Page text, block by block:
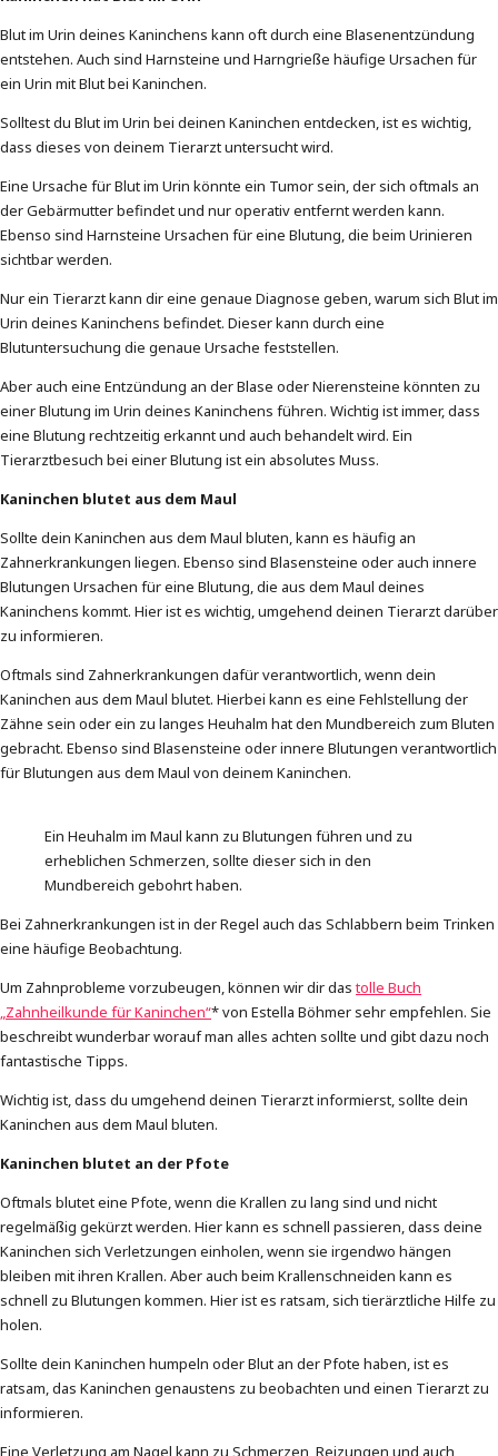
Blut im Urin deines Kaninchens kann oft durch eine Blasenentzündung
entstehen. Auch sind Harnsteine und Harngrieße häufige Ursachen für
ein Urin mit Blut bei Kaninchen.
Solltest du Blut im Urin bei deinen Kaninchen entdecken, ist es wichtig,
dass dieses von deinem Tierarzt untersucht wird.
Eine Ursache für Blut im Urin könnte ein Tumor sein, der sich oftmals an
der Gebärmutter befindet und nur operativ entfernt werden kann.
Ebenso sind Harnsteine Ursachen für eine Blutung, die beim Urinieren
sichtbar werden.
Nur ein Tierarzt kann dir eine genaue Diagnose geben, warum sich Blut im
Urin deines Kaninchens befindet. Dieser kann durch eine
Blutuntersuchung die genaue Ursache feststellen.
Aber auch eine Entzündung an der Blase oder Nierensteine könnten zu
einer Blutung im Urin deines Kaninchens führen. Wichtig ist immer, dass
eine Blutung rechtzeitig erkannt und auch behandelt wird. Ein
Tierarztbesuch bei einer Blutung ist ein absolutes Muss.
Kaninchen blutet aus dem Maul
Sollte dein Kaninchen aus dem Maul bluten, kann es häufig an
Zahnerkrankungen liegen. Ebenso sind Blasensteine oder auch innere
Blutungen Ursachen für eine Blutung, die aus dem Maul deines
Kaninchens kommt. Hier ist es wichtig, umgehend deinen Tierarzt darüber
zu informieren.
Oftmals sind Zahnerkrankungen dafür verantwortlich, wenn dein
Kaninchen aus dem Maul blutet. Hierbei kann es eine Fehlstellung der
Zähne sein oder ein zu langes Heuhalm hat den Mundbereich zum Bluten
gebracht. Ebenso sind Blasensteine oder innere Blutungen verantwortlich
für Blutungen aus dem Maul von deinem Kaninchen.
Ein Heuhalm im Maul kann zu Blutungen führen und zu
erheblichen Schmerzen, sollte dieser sich in den
Mundbereich gebohrt haben.
Bei Zahnerkrankungen ist in der Regel auch das Schlabbern beim Trinken
eine häufige Beobachtung.
Um Zahnprobleme vorzubeugen, können wir dir dastolle Buch
„Zahnheilkunde für Kaninchen“* von Estella Böhmer sehr empfehlen. Sie
beschreibt wunderbar worauf man alles achten sollte und gibt dazu noch
fantastische Tipps.
Wichtig ist, dass du umgehend deinen Tierarzt informierst, sollte dein
Kaninchen aus dem Maul bluten.
Kaninchen blutet an der Pfote
Oftmals blutet eine Pfote, wenn die Krallen zu lang sind und nicht
regelmäßig gekürzt werden. Hier kann es schnell passieren, dass deine
Kaninchen sich Verletzungen einholen, wenn sie irgendwo hängen
bleiben mit ihren Krallen. Aber auch beim Krallenschneiden kann es
schnell zu Blutungen kommen. Hier ist es ratsam, sich tierärztliche Hilfe zu
holen.
Sollte dein Kaninchen humpeln oder Blut an der Pfote haben, ist es
ratsam, das Kaninchen genaustens zu beobachten und einen Tierarzt zu
informieren.
Eine Verletzung am Nagel kann zu Schmerzen, Reizungen und auch